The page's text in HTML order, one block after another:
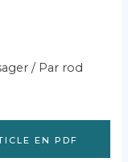
/ Par rod
EN PDF